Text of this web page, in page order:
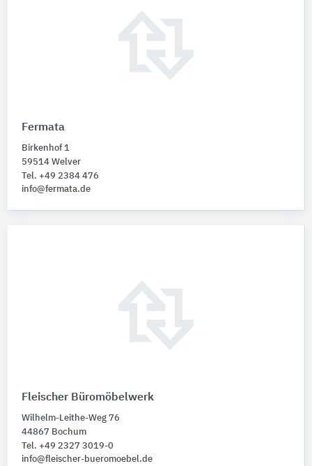
Fermata
Birkenhof 1
59514 Welver
Tel. +49 2384 476
info@fermata.de
Fleischer Büromöbelwerk
Wilhelm-Leithe-Weg 76
44867 Bochum
Tel. +49 2327 3019-0
info@fleischer-bueromoebel.de